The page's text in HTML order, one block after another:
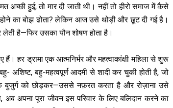
अच्छी हुई, तो मार दी जाती थी। नहीं तो हीरो समाज में कैसे
का बोझ ढोता? लेकिन आज उसे थोड़ी और छूट दी गई है।
है—फिर उसका यौन शोषण होता है।
हर ड्रामा एक आत्मनिर्भर और महत्वाकांक्षी महिला से शुरू
अशिष्ट, बहु-महत्वपूर्ण आदमी से शादी कर चुकी होती है, जो
बुजुर्ग को छोड़कर—उससे नफ़रत करता है और रोज़ाना उसे
अपना पूरा जीवन इस परिवार के लिए बलिदान करने का